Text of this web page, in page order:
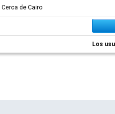
Cerca de Cairo
Los